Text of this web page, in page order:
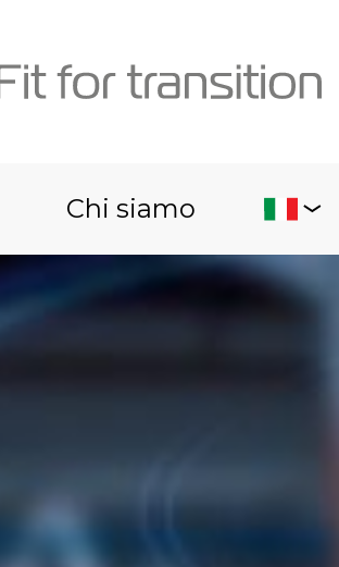
Chi siamo